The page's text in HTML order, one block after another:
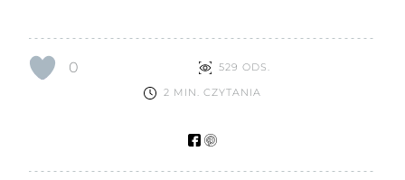
0
529 ODS.
2 MIN. CZYTANIA